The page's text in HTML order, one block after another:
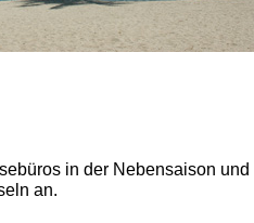
in der Nebensaison
an.